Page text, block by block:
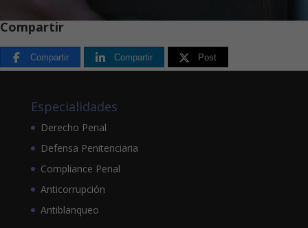
Compartir
Compartir Compartir Post
Especialidades
Derecho Penal
Defensa Penitenciaria
Compliance Penal
Anticorrupción
Antiblanqueo